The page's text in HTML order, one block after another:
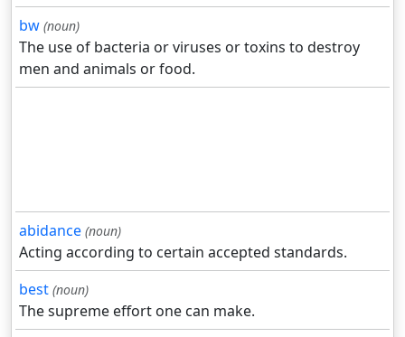
bw (noun)
The use of bacteria or viruses or toxins to destroy
men and animals or food.
abidance (noun)
Acting according to certain accepted standards.
best (noun)
The supreme effort one can make.